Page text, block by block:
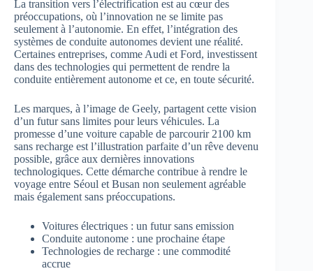
La transition vers l’électrification est au cœur des
préoccupations, où l’innovation ne se limite pas
seulement à l’autonomie. En effet, l’intégration des
systèmes de conduite autonomes devient une réalité.
Certaines entreprises, comme Audi et Ford, investissent
dans des technologies qui permettent de rendre la
conduite entièrement autonome et ce, en toute sécurité.
Les marques, à l’image de Geely, partagent cette vision
d’un futur sans limites pour leurs véhicules. La
promesse d’une voiture capable de parcourir 2100 km
sans recharge est l’illustration parfaite d’un rêve devenu
possible, grâce aux dernières innovations
technologiques. Cette démarche contribue à rendre le
voyage entre Séoul et Busan non seulement agréable
mais également sans préoccupations.
Voitures électriques : un futur sans emission
Conduite autonome : une prochaine étape
Technologies de recharge : une commodité
accrue